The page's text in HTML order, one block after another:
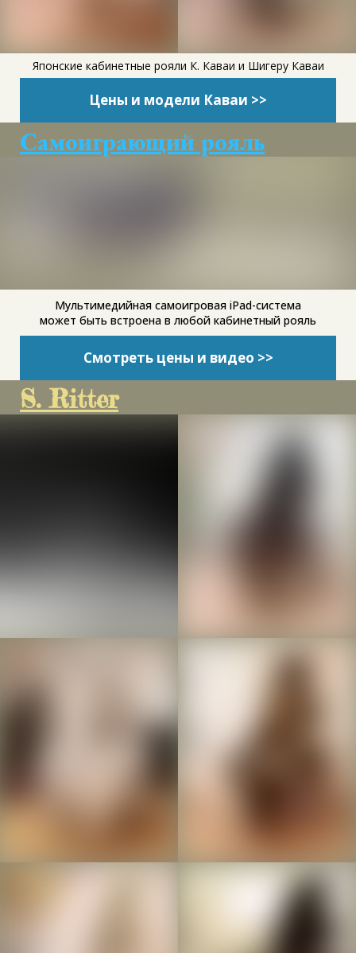
Японские кабинетные рояли К. Каваи и Шигеру Каваи
Цены и модели Каваи >>
Самоиграющий рояль
Мультимедийная самоигровая iPad-система
может быть встроена в любой кабинетный рояль
Смотреть цены и видео >>
S. Ritter